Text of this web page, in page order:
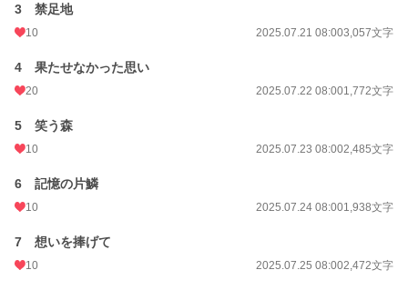
年間ポイント
累計ポイント
3 禁足地
10 2025.07.21 08:003,057文字
4 果たせなかった思い
20 2025.07.22 08:001,772文字
5 笑う森
10 2025.07.23 08:002,485文字
6 記憶の片鱗
10 2025.07.24 08:001,938文字
7 想いを捧げて
10 2025.07.25 08:002,472文字